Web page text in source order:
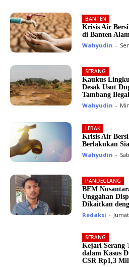
BANTEN
Krisis Air
di Banten
Wahyudin -
SERANG
Kaukus
Desak Usut
Tambang
Wahyudin -
LEBAK
Krisis Air
Berlakukan
Wahyudin -
PANDEGLANG
BEM
Unggahan
Dikaitkan
Redaksi -
SERANG
Kejari Serang
dalam Kasus
CSR Rp1,3